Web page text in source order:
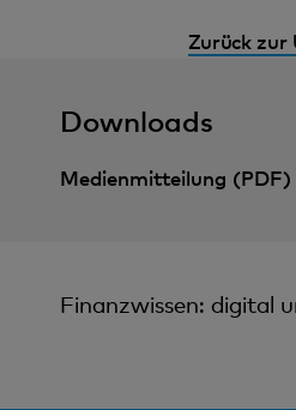
Zurück zur
Downloads
Medienmitteilung (PDF)
Finanzwissen: digital